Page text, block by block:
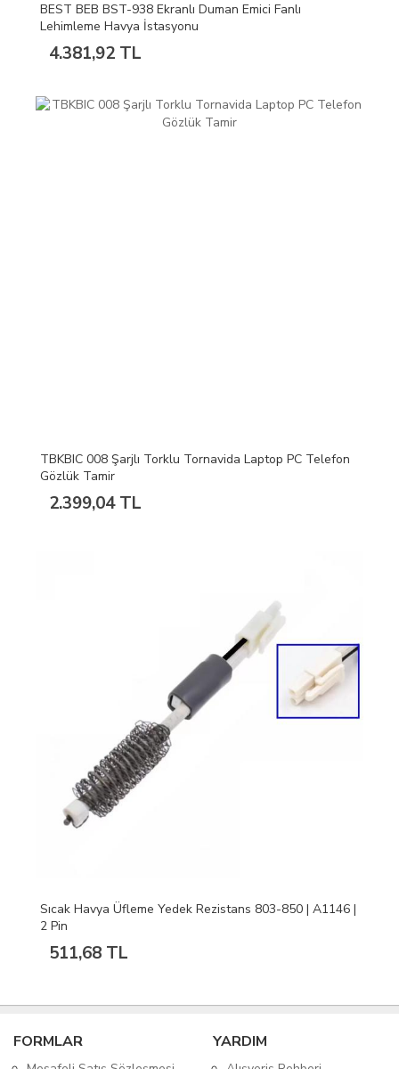
BEST BEB BST-938 Ekranlı Duman Emici Fanlı
Lehimleme Havya İstasyonu
4.381,92 TL
TBKBIC 008 Şarjlı Torklu Tornavida Laptop PC Telefon
Gözlük Tamir
2.399,04 TL
Sıcak Havya Üfleme Yedek Rezistans 803-850 | A1146 |
2 Pin
511,68 TL
FORMLAR YARDIM